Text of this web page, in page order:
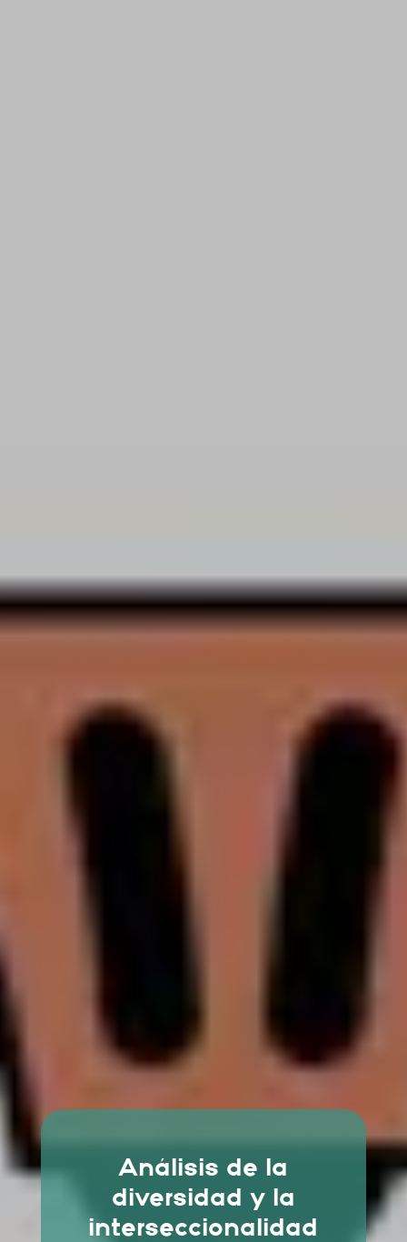
Análisis de la
diversidad y la
interseccionalidad